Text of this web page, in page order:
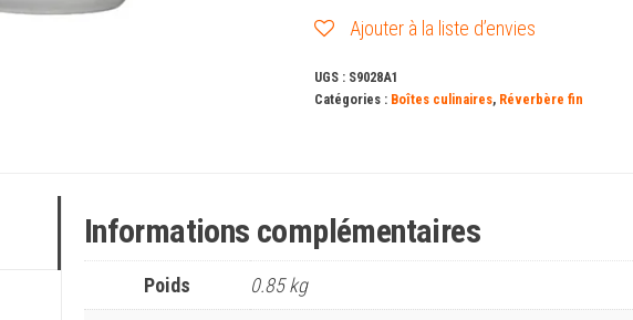
Ajouter à la liste d’envies
UGS : S9028A1
Catégories : Boîtes culinaires, Réverbère fin
Informations complémentaires
Poids 0.85 kg